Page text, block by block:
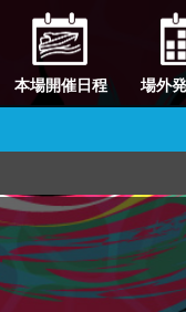
本場開催日程 場外